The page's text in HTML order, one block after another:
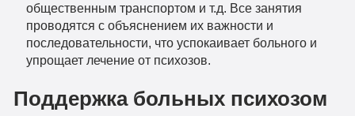
общественным транспортом и т.д. Все занятия
проводятся с объяснением их важности и
последовательности, что успокаивает больного и
упрощает лечение от психозов.
Поддержка больных психозом